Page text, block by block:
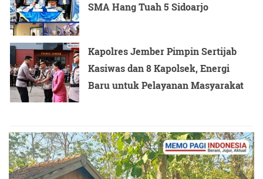
SMA Hang Tuah 5 Sidoarjo
Kapolres Jember Pimpin Sertijab
Kasiwas dan 8 Kapolsek, Energi
Baru untuk Pelayanan Masyarakat